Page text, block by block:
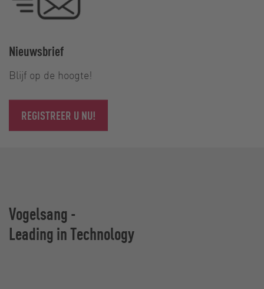
Nieuwsbrief
Blijf op de hoogte!
REGISTREER U NU!
Vogelsang -
Leading in Technology